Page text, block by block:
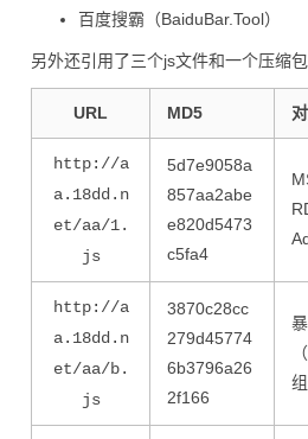
百度搜霸（BaiduBar.Tool）
另外还引用了三个js文件和一个压缩包
URL MD5
http://a
a.18dd.n
et/aa/1.
js
5d7e9058a
857aa2abe
e820d5473
c5fa4
http://a
a.18dd.n
et/aa/b.
js
3870c28cc
279d45774
6b3796a26
2f166
组